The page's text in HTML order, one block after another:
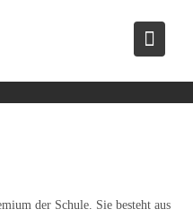
der Schule. Sie besteht aus